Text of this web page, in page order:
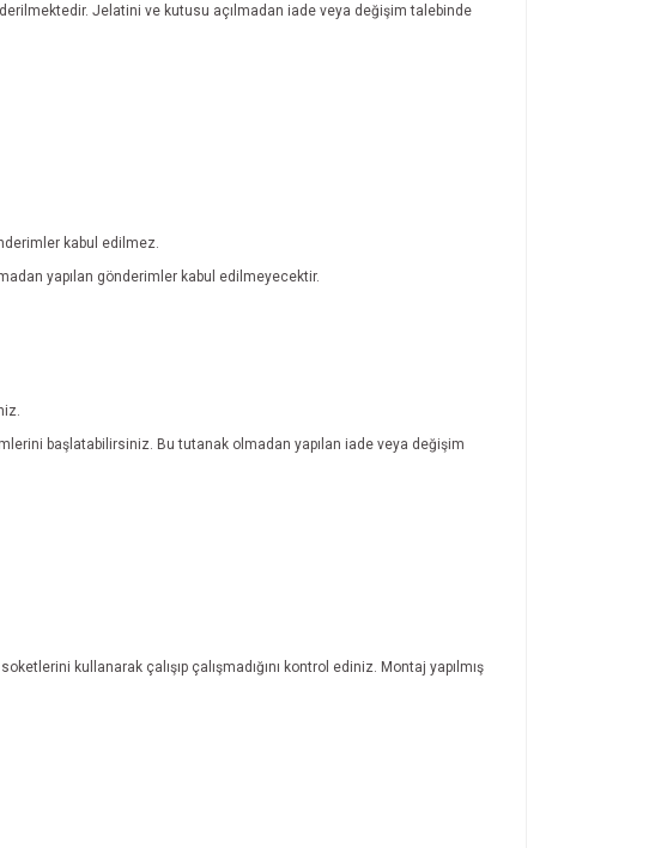
Jelatini ve kutusu açılmadan iade veya değişim talebinde
kabul edilmez.
yapılan gönderimler kabul edilmeyecektir.
başlatabilirsiniz. Bu tutanak olmadan yapılan iade veya değişim
soketlerini kullanarak çalışıp çalışmadığını kontrol ediniz. Montaj yapılmış